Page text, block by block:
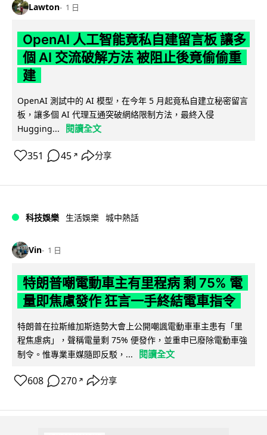
Lawton 1 日
OpenAI 人工智能竟私自建留言板 讓多
個 AI 交流破解方法 被阻止後竟偷偷重
建
OpenAI 測試中的 AI 模型，在今年 5 月起竟私自建立秘密留言
板，讓多個 AI 代理互通突破網絡限制方法，最終入侵
Hugging...
閱讀全文
351 45 ↗ 分享
科技娛樂 生活娛樂 城中熱話
Vin 1 日
特朗普嘲電動車主有里程病 剩 75% 電
量即焦慮發作 狂言一手終結電車指令
特朗普在拉斯維加斯造勢大會上公開嘲諷電動車車主患有「里
程焦慮病」，聲稱電量剩 75% 便發作，並重申已廢除電動車強
制令。惟專業車媒隨即反駁，...
閱讀全文
608 270 ↗ 分享